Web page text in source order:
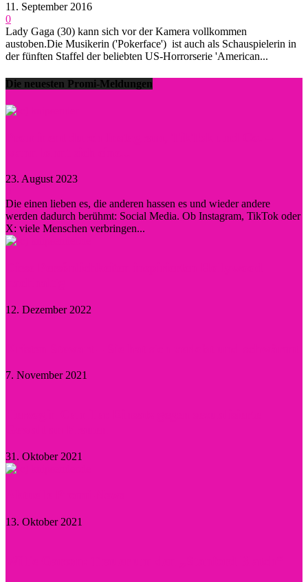
11. September 2016
0
Lady Gaga (30) kann sich vor der Kamera vollkommen
austoben.Die Musikerin ('Pokerface') ist auch als Schauspielerin in
der fünften Staffel der beliebten US-Horrorserie 'American...
Die neuesten Promi-Meldungen
23. August 2023
Die einen lieben es, die anderen hassen es und wieder andere
werden dadurch berühmt: Social Media. Ob Instagram, TikTok oder
X: viele Menschen verbringen...
12. Dezember 2022
7. November 2021
31. Oktober 2021
13. Oktober 2021